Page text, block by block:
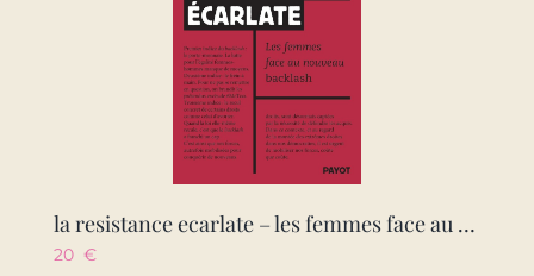
la resistance ecarlate – les femmes face au nouveau backlash
20 €